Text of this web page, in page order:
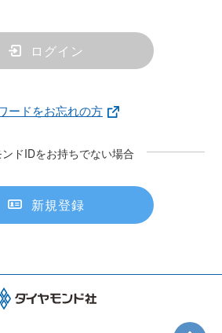
ログイン
ードをお忘れの方
ドIDをお持ちでない場合
新規登録